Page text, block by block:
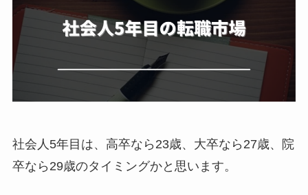
社会人5年目は、高卒なら23歳、大卒なら27歳、院
卒なら29歳のタイミングかと思います。